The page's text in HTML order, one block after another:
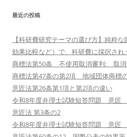
最近の投稿
【科研費研究テーマの選び方】純粋
効果比較など）で、科研費に採択され
商標法第50条 不使用取消審判: 取消
商標法第47条の第2項 地域団体商標
意匠法第26条第1項と第2項の違い
令和8年度弁理士試験短答問題 意
意匠法 第3条の2
令和8年度弁理士試験短答問題 意匠